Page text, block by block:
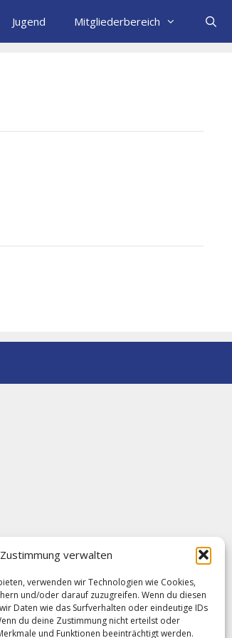
verwalten
verwenden wir Technologien wie Cookies,
und/oder darauf zuzugreifen. Wenn du diesen
Daten wie das Surfverhalten oder eindeutige IDs
du deine Zustimmung nicht erteilst oder
und Funktionen beeinträchtigt werden.
Jugend Mitgliederbereich